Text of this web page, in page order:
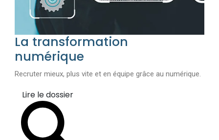
La transformation
numérique
Recruter mieux, plus vite et en équipe grâce au numérique.
Lire le dossier